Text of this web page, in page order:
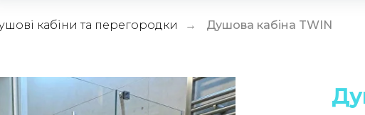
кабіни та перегородки → Душова кабіна TWIN